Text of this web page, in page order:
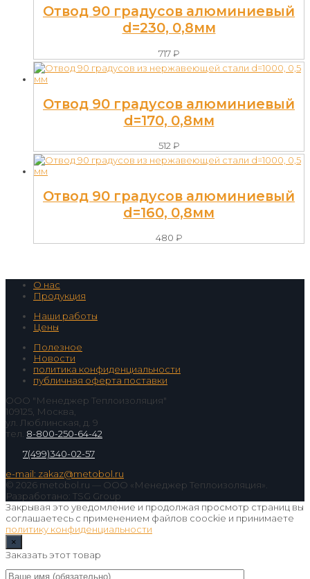
Отвод 90 градусов алюминиевый
d=230, 0,8мм
717₽
Отвод 90 градусов алюминиевый
d=170, 0,8мм
512 ₽
Отвод 90 градусов алюминиевый
d=160, 0,8мм
480 ₽
О нас
Продукция
Наши работы
Цены
Полезное
Новости
политика конфиденциальности
публичная оферта поставки
ООО "Менеджер Теплоизоляция"
109125, Москва,
ул. Люблинская, д. 9
тел. 8-800-250-64-42
7(499)340-02-57
e-mail: zakaz@metobol.ru
© 2026 metobol.ru — ООО «Менеджер Теплоизоляция».
Разработано: TSG Group
Закрывая это уведомление и продолжая просмотр страниц вы
соглашаетесь с применением файлов coockie и принимаете
политику конфиденциальности
×
Заказать этот товар